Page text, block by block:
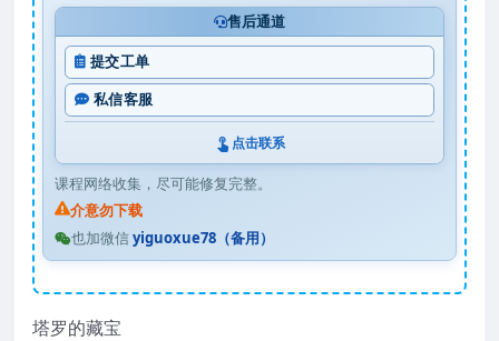
售后通道
提交工单
私信客服
点击联系
课程网络收集，尽可能修复完整。
介意勿下载
也加微信yiguoxue78（备用）
塔罗的藏宝